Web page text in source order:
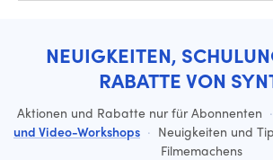
NEUIGKEITEN,
RABATTE VON
Aktionen und Rabatte nur für Abonnenten ·
und Video-Workshops · Neuigkeiten und
Filmemachens